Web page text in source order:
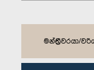
මන්ත්‍රීවරයා/